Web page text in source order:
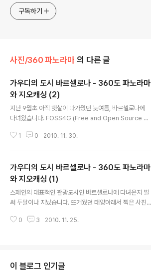
구독하기
사진/360 파노라마 의 다른 글
가우디의 도시 바르셀로나 - 360도 파노라마
와 지오캐싱 (2)
지난 9월초 아직 햇살이 따가웠던 늦여름, 바르셀로나에
다녀왔습니다. FOSS4G (Free and Open Source So
다. 짬이 날때 마다 관광도 다니고, 사진도 찍고 지오캐싱도
요~) 오래된 유럽도시를 걸을 때마다, 석조건물들과 돌로
만들어진 도로, 골목골목 숨겨져 있는 작은 가게들을 보며
놀라게 됩니다. 골목길을 돌다보면 문득 나타나는 광장들,
그리고 한가로이 쉬고 있는 관광객들과 마음씨 좋아보이는
헤메다 드디어 Cathedral of Santa Eulalia 를 ..
1 0 2010. 11. 30.
가우디의 도시 바르셀로나 - 360도 파노라마
와 지오캐싱 (1)
스페인의 대표적인 관광도시인 바르셀로나에 다녀온지 벌
써 두달이나 지났습니다. 뜨거웠던 태양아래서 찍은 사진
니 기억도 가물가물합니다. 정확히 어디를 들렀는지 알려
나는 수도인 마드리드에 이어 2번째로 큰 도시로, 로마시
대때 부터 존재하던 도시입니다. 오랜 역사만큼 수많은 굴
0 3 2010. 11. 25.
이 블로그 인기글